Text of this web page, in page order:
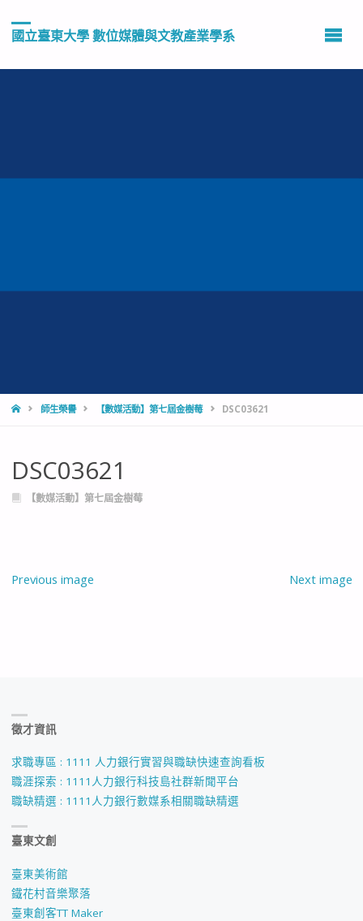
國立臺東大學 數位媒體與文教產業學系
HOME師生榮譽 【數媒活動】第七屆金樹莓 DSC03621
DSC03621
【數媒活動】第七屆金樹莓
Previous image Next image
徵才資訊
求職專區 : 1111 人力銀行實習與職缺快速查詢看板
職涯探索 : 1111人力銀行科技島社群新聞平台
職缺精選 : 1111人力銀行數媒系相關職缺精選
臺東文創
臺東美術館
鐵花村音樂聚落
臺東創客TT Maker